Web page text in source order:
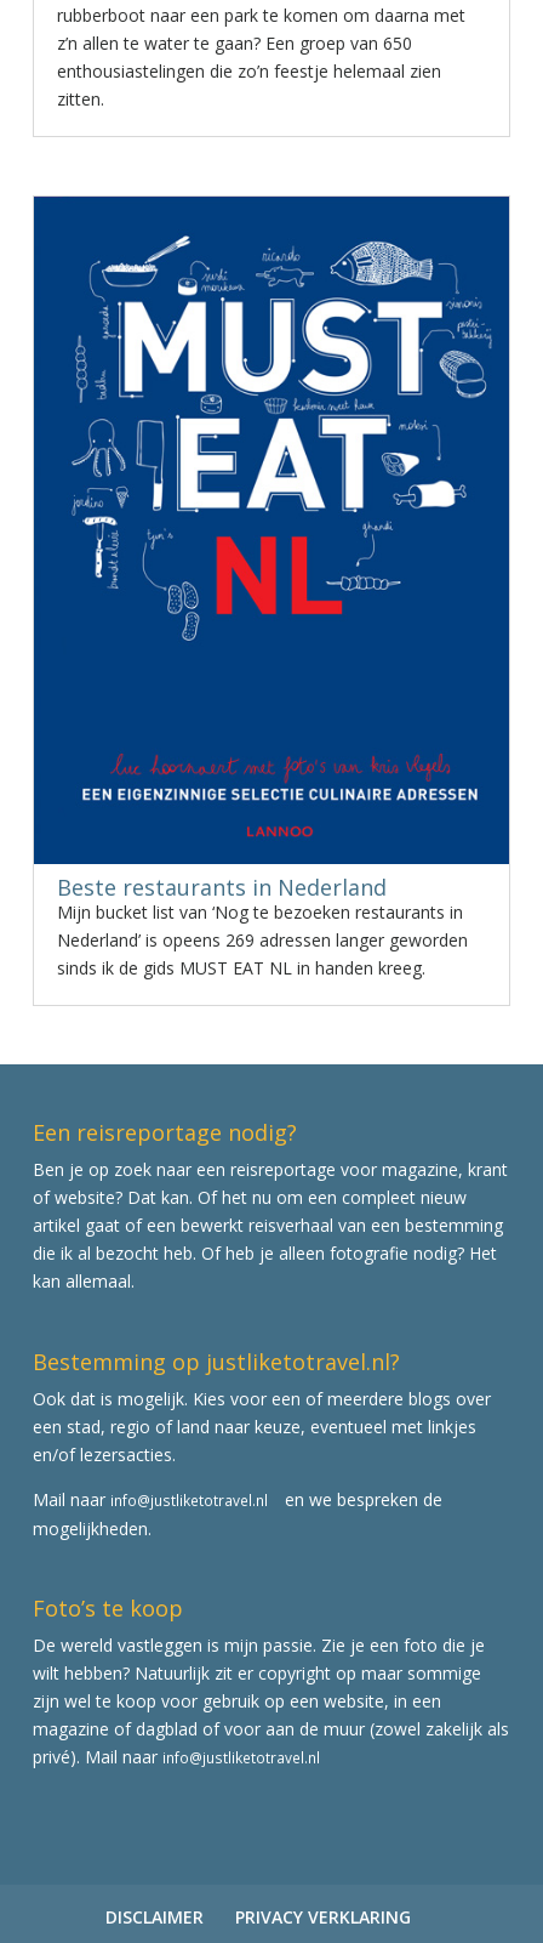
rubberboot naar een park te komen om daarna met
z’n allen te water te gaan? Een groep van 650
enthousiastelingen die zo’n feestje helemaal zien
zitten.
Beste restaurants in Nederland
Mijn bucket list van ‘Nog te bezoeken restaurants in
Nederland’ is opeens 269 adressen langer geworden
sinds ik de gids MUST EAT NL in handen kreeg.
Een reisreportage nodig?
Ben je op zoek naar een reisreportage voor magazine, krant
of website? Dat kan. Of het nu om een compleet nieuw
artikel gaat of een bewerkt reisverhaal van een bestemming
die ik al bezocht heb. Of heb je alleen fotografie nodig? Het
kan allemaal.
Bestemming op justliketotravel.nl?
Ook dat is mogelijk. Kies voor een of meerdere blogs over
een stad, regio of land naar keuze, eventueel met linkjes
en/of lezersacties.
Mail naar info@justliketotravel.nl
en we bespreken de
mogelijkheden.
Foto’s te koop
De wereld vastleggen is mijn passie. Zie je een foto die je
wilt hebben? Natuurlijk zit er copyright op maar sommige
zijn wel te koop voor gebruik op een website, in een
magazine of dagblad of voor aan de muur (zowel zakelijk als
privé). Mail naar info@justliketotravel.nl
DISCLAIMER PRIVACY VERKLARING